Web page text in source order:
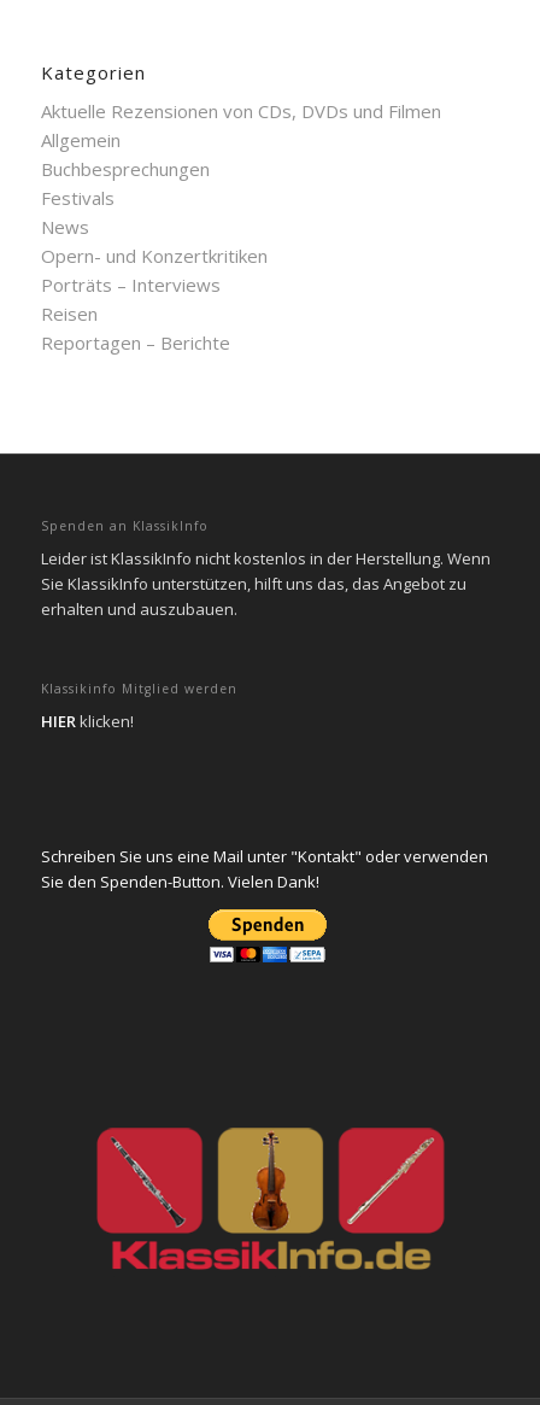
Kategorien
Aktuelle Rezensionen von CDs, DVDs und Filmen
Allgemein
Buchbesprechungen
Festivals
News
Opern- und Konzertkritiken
Porträts – Interviews
Reisen
Reportagen – Berichte
Spenden an KlassikInfo
Leider ist KlassikInfo nicht kostenlos in der Herstellung. Wenn
Sie KlassikInfo unterstützen, hilft uns das, das Angebot zu
erhalten und auszubauen.
Klassikinfo Mitglied werden
HIERklicken!
Schreiben Sie uns eine Mail unter "Kontakt" oder verwenden
Sie den Spenden-Button. Vielen Dank!